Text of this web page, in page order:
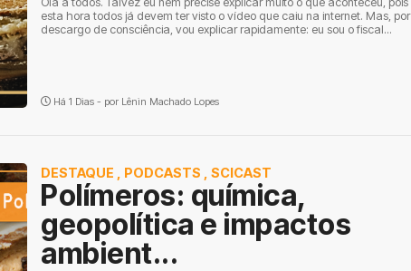
esta hora todos já devem ter visto o vídeo que caiu na internet. Mas, por
descargo de consciência, vou explicar rapidamente: eu sou o fiscal...
Há 1 Dias - por Lênin Machado Lopes
DESTAQUE PODCASTS SCICAST
Polímeros: química,
geopolítica e impactos
ambient...